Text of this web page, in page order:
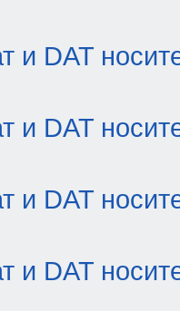
и DAT
и DAT
и DAT
и DAT